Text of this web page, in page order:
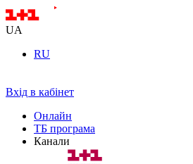
UA
RU
Вхід в кабінет
Онлайн
ТБ програма
Канали